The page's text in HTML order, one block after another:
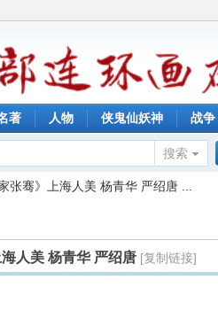
著 人物 侠鬼仙妖神 战争
搜索
张骞》上海人美 杨青华 严绍唐 ...
海人美 杨青华 严绍唐 [复制链接]